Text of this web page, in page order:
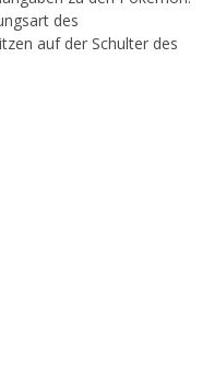
des
auf der Schulter des